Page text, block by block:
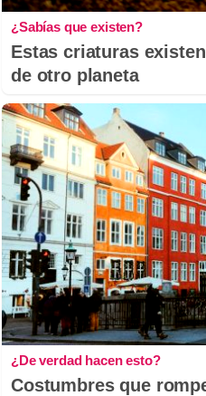
¿Sabías que existen?
Estas criaturas
de otro planeta
¿De verdad hacen esto?
Costumbres que